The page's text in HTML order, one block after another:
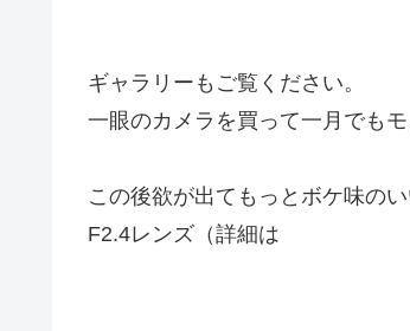
ギャラリーもご覧ください。
一眼のカメラを買って一月でも
この後欲が出てもっとボケ味の
F2.4レンズ（詳細は